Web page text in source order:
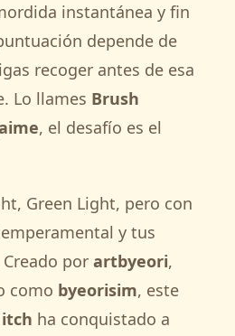
instantánea y fin
depende de
recoger antes de esa
Lo llames Brush
, el desafío es el
Green Light, pero con
y tus
por artbyeori,
como byeorisim, este
itch ha conquistado a